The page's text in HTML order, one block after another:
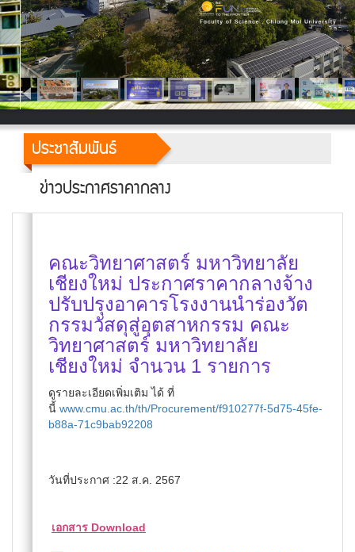
ประชาสัมพันธ์
ข่าวประกาศราคากลาง
คณะวิทยาศาสตร์ มหาวิทยาลัย
เชียงใหม่ ประกาศราคากลางจ้าง
ปรับปรุงอาคารโรงงานนำร่องวัต
กรรมวัสดุสู่อุตสาหกรรม คณะ
วิทยาศาสตร์ มหาวิทยาลัย
เชียงใหม่ จำนวน 1 รายการ
ดูรายละเอียดเพิ่มเติม ได้ ที่
นี้ www.cmu.ac.th/th/Procurement/f910277f-5d75-45fe-
b88a-71c9bab92208
วันที่ประกาศ :22 ส.ค. 2567
เอกสาร Download